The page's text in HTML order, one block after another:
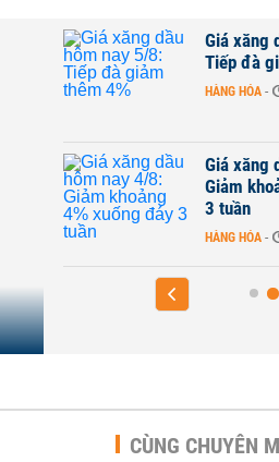
Giá xăng
Tiếp đà
HÀNG HÓA -
Giá xăng
Giảm
3 tuần
HÀNG HÓA -
CÙNG CHUYÊN